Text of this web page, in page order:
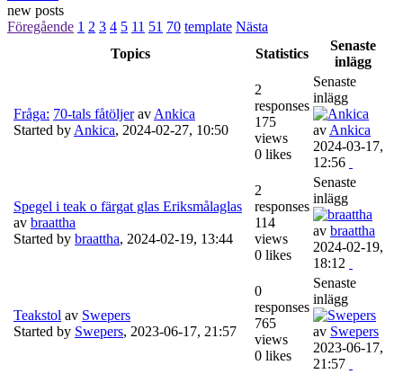
new posts
Föregående 1 2 3 4 5 11 51 70 template Nästa
Topics
Statistics
Senaste
inlägg
Fråga: 70-tals fåtöljer av Ankica
Started by Ankica, 2024-02-27, 10:50
2
responses
175
views
0 likes
Senaste
inlägg
av Ankica
2024-03-17,
12:56
Spegel i teak o färgat glas Eriksmålaglas
av braattha
Started by braattha, 2024-02-19, 13:44
2
responses
114
views
0 likes
Senaste
inlägg
av braattha
2024-02-19,
18:12
Teakstol av Swepers
Started by Swepers, 2023-06-17, 21:57
0
responses
765
views
0 likes
Senaste
inlägg
av Swepers
2023-06-17,
21:57